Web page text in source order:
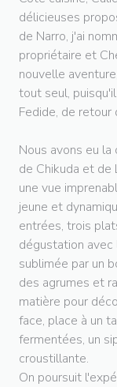
délicieuses
de Narro, j'ai
propriétaire et
nouvelle
tout seul,
Fedide, de retour
Nous avons eu
de Chikuda et de
une vue
jeune et
entrées, trois
dégustation avec
sublimée par un
des agrumes et
matière pour
face, place à un
fermentées, un
croustillante.
On poursuit